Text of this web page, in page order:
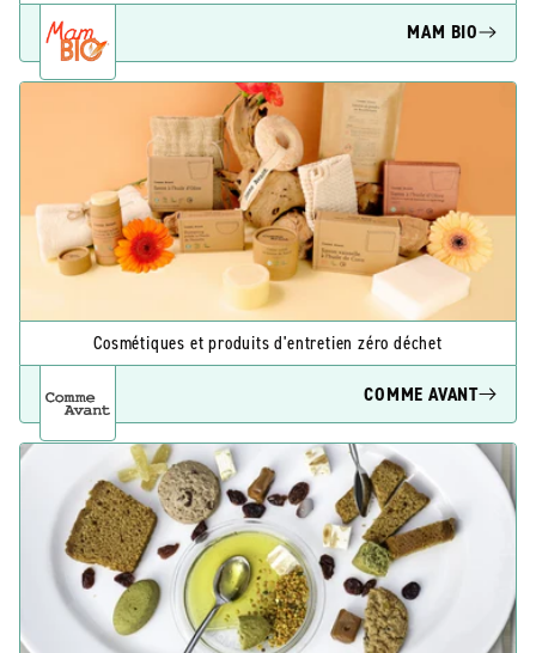
MAM BIO
Cosmétiques et produits d'entretien zéro déchet
COMME AVANT